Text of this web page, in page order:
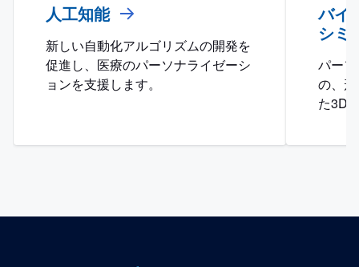
人工知能
新しい自動化アルゴリズムの開発を
促進し、医療のパーソナライゼーシ
ョンを支援します。
バイ
シミ
パー
の、
た3D